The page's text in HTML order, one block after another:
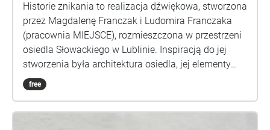
Historie znikania to realizacja dźwiękowa, stworzona
przez Magdalenę Franczak i Ludomira Franczaka
(pracownia MIEJSCE), rozmieszczona w przestrzeni
osiedla Słowackiego w Lublinie. Inspiracją do jej
stworzenia była architektura osiedla, jej elementy
stałe, znikające, korodujące, płaczące. Interesowało
nas: w jaki sposób przyroda dialoguje z otoczeniem,
free